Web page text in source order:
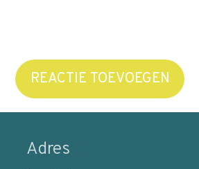
REACTIE TOEVOEGEN
Adres